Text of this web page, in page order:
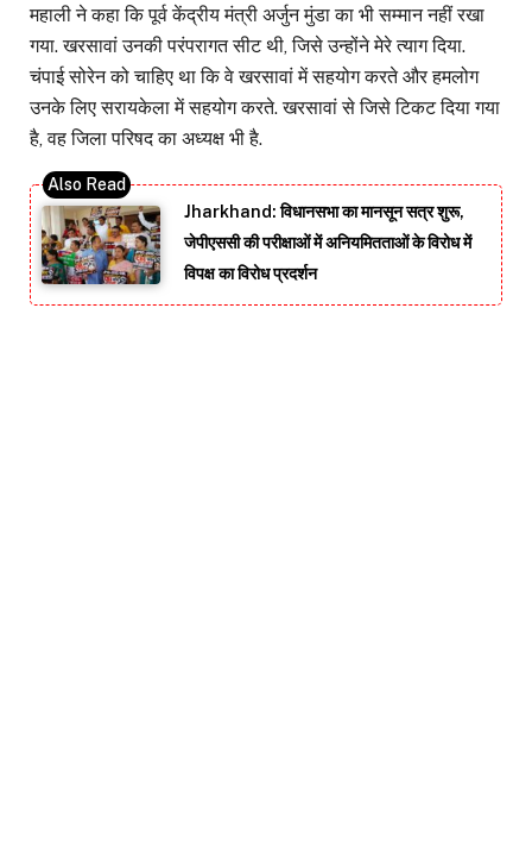
महाली ने कहा कि पूर्व केंद्रीय मंत्री अर्जुन मुंडा का भी सम्मान नहीं रखा
गया. खरसावां उनकी परंपरागत सीट थी, जिसे उन्होंने मेरे त्याग दिया.
चंपाई सोरेन को चाहिए था कि वे खरसावां में सहयोग करते और हमलोग
उनके लिए सरायकेला में सहयोग करते. खरसावां से जिसे टिकट दिया गया
है, वह जिला परिषद का अध्यक्ष भी है.
Jharkhand: विधानसभा का मानसून सत्र शुरू,
जेपीएससी की परीक्षाओं में अनियमितताओं के विरोध में
विपक्ष का विरोध प्रदर्शन